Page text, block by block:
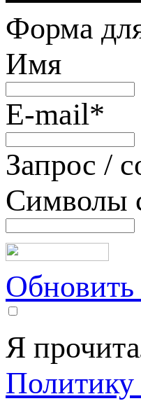
Форма
Имя
E-mail*
Запрос /
Символы
Обновить
Я